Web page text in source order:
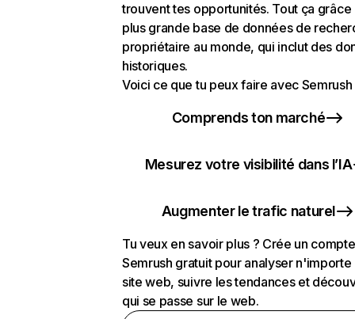
trouvent tes opportunités. Tout ça grâce
plus grande base de données de
propriétaire au monde, qui inclut des
historiques.
Voici ce que tu peux faire avec Semrush
Comprends ton marché
Mesurez votre visibilité dans l’IA
Augmenter le trafic naturel
Tu veux en savoir plus ? Crée un compte
Semrush gratuit pour analyser n'importe
site web, suivre les tendances et
qui se passe sur le web.